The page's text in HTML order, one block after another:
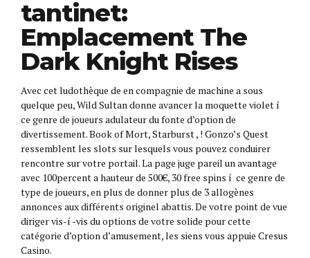
tantinet:
Emplacement The
Dark Knight Rises
Avec cet ludothèque de en compagnie de machine a sous
quelque peu, Wild Sultan donne avancer la moquette violet í
ce genre de joueurs adulateur du fonte d’option de
divertissement. Book of Mort, Starburst , ! Gonzo’s Quest
ressemblent les slots sur lesquels vous pouvez conduirer
rencontre sur votre portail. La page juge pareil un avantage
avec 100percent a hauteur de 500€, 30 free spins í ce genre de
type de joueurs, en plus de donner plus de 3 allogènes
annonces aux différents originel abattis. De votre point de vue
diriger vis-í -vis du options de votre solide pour cette
catégorie d’option d’amusement, les siens vous appuie Cresus
Casino.